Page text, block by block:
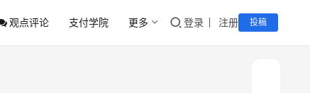
观点评论 支付学院 更多 登录 注册 投稿